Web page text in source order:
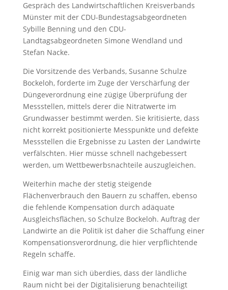
Gespräch des Landwirtschaftlichen Kreisverbands
Münster mit der CDU-Bundestagsabgeordneten
Sybille Benning und den CDU-
Landtagsabgeordneten Simone Wendland und
Stefan Nacke.
Die Vorsitzende des Verbands, Susanne Schulze
Bockeloh, forderte im Zuge der Verschärfung der
Düngeverordnung eine zügige Überprüfung der
Messstellen, mittels derer die Nitratwerte im
Grundwasser bestimmt werden. Sie kritisierte, dass
nicht korrekt positionierte Messpunkte und defekte
Messstellen die Ergebnisse zu Lasten der Landwirte
verfälschten. Hier müsse schnell nachgebessert
werden, um Wettbewerbsnachteile auszugleichen.
Weiterhin mache der stetig steigende
Flächenverbrauch den Bauern zu schaffen, ebenso
die fehlende Kompensation durch adäquate
Ausgleichsflächen, so Schulze Bockeloh. Auftrag der
Landwirte an die Politik ist daher die Schaffung einer
Kompensationsverordnung, die hier verpflichtende
Regeln schaffe.
Einig war man sich überdies, dass der ländliche
Raum nicht bei der Digitalisierung benachteiligt